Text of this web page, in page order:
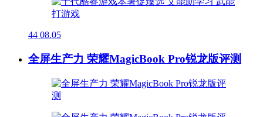
44 08.05
全屏生产力 荣耀MagicBook Pro锐龙版评测